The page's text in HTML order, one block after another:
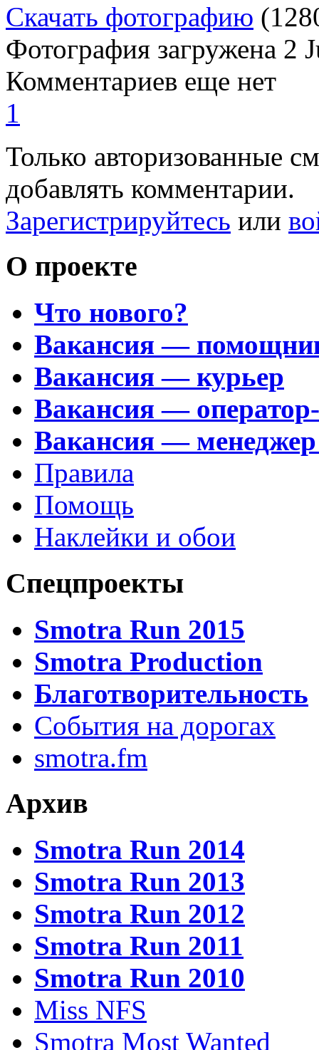
Скачать фотографию
Фотография загружена 2
Комментариев еще нет
1
Только авторизованные
добавлять комментарии.
Зарегистрируйтесь или
О проекте
Что нового?
Вакансия —
Вакансия — курьер
Вакансия —
Вакансия —
Правила
Помощь
Наклейки и обои
Спецпроекты
Smotra Run 2015
Smotra Production
Благотворительность
События на дорогах
smotra.fm
Архив
Smotra Run 2014
Smotra Run 2013
Smotra Run 2012
Smotra Run 2011
Smotra Run 2010
Miss NFS
Smotra Most Wanted